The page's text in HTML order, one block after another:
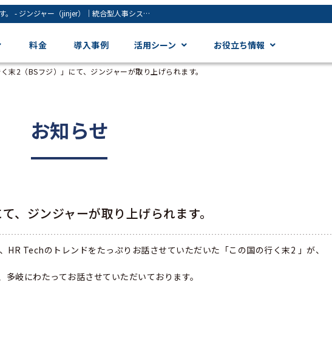
「この国の行く末2（BSフジ）」にて、ジンジャーが取り上げられます。 - ジンジャー（jinjer）｜統合型人事システム
料金 導入事例 活用シーン お役立ち情報
く末2（BSフジ）」にて、ジンジャーが取り上げられます。
お知らせ
、ジンジャーが取り上げられます。
HR Techのトレンドをたっぷりお話させていただいた「この国の行く末2 」が、
多岐にわたってお話させていただいております。